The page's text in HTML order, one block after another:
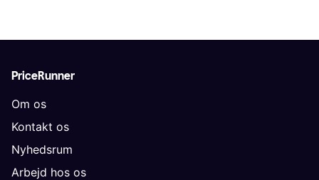
PriceRunner
Om os
Kontakt os
Nyhedsrum
Arbejd hos os